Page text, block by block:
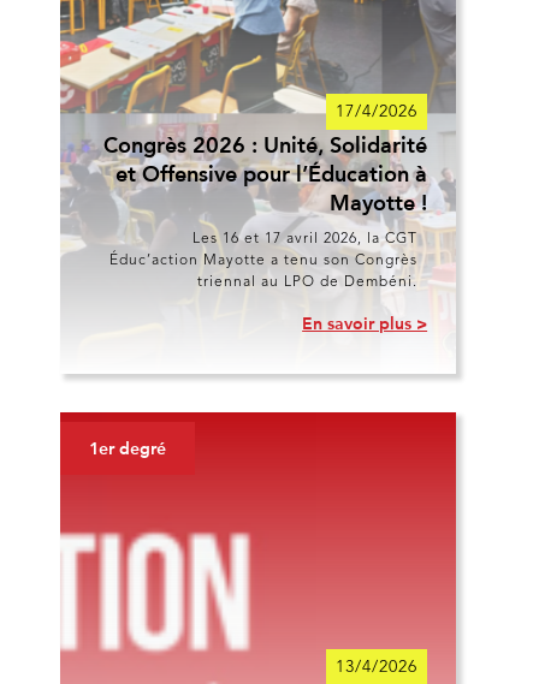
17/4/2026
Congrès 2026 : Unité, Solidarité
et Offensive pour l’Éducation à
Mayotte !
Les 16 et 17 avril 2026, la CGT
Éduc’action Mayotte a tenu son Congrès
triennal au LPO de Dembéni.
En savoir plus >
1er degré
13/4/2026